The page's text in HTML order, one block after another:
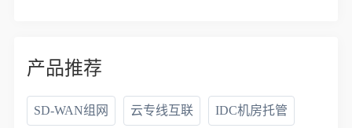
产品推荐
SD-WAN组网 云专线互联 IDC机房托管